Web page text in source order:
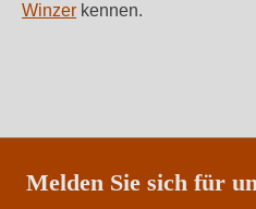
Winzer kennen.
Melden Sie sich für